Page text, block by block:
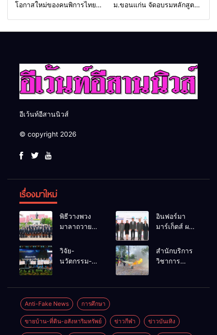
โอกาสใหม่ของคนพิการไทย
ม.ขอนแก่น จัดอบรมหลักสูตร
อีเว้นท์อีสานนิวส์
© copyright 2026
เรื่องมาใหม่
พิธีวางพวง
มาลาถวาย
เนื่องในวันรพี
ประจำปี
ฟุตบอลวันรพี
เพื่อเชื่อม
ความสัมพันธ์
อันดีของ
หน่วยงานใน
อินฟอร์มา
มาร์เก็ตส์ ผนึก
ธุรกิจท่อง
เที่ยว-บริการ
Thailand
สร้างโอกาส
ธุรกิจครบ
วิจัย-
นวัตกรรม-
ไทย และพลัง
ขับเคลื่อน
เศรษฐกิจ
ประเทศ
สำนักบริการ
วิชาการ
ศักยภาพเจ้า
หน้าที่ท้องถิ่น
Anti-Fake News การศึกษา
ขายบ้าน-ที่ดิน-อสังหาริมทรัพย์ ข่าวกีฬา ข่าวบันเทิง